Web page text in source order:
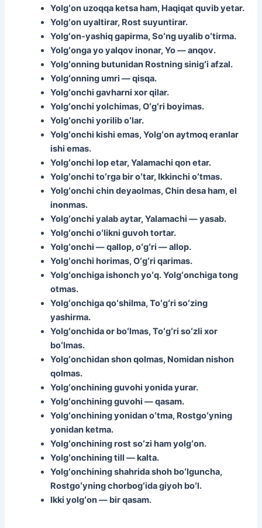
Yolgʻon uzoqqa ketsa ham, Haqiqat quvib yetar.
Yolgʻon uyaltirar, Rost suyuntirar.
Yolgʻon‑yashiq gapirma, Soʻng uyalib oʻtirma.
Yolgʻonga yo yalqov inonar, Yo — anqov.
Yolgʻonning butunidan Rostning sinigʻi afzal.
Yolgʻonning umri — qisqa.
Yolgʻonchi gavharni xor qilar.
Yolgʻonchi yolchimas, Oʻgʻri boyimas.
Yolgʻonchi yorilib oʻlar.
Yolgʻonchi kishi emas, Yolgʻon aytmoq eranlar
ishi emas.
Yolgʻonchi lop etar, Yalamachi qon etar.
Yolgʻonchi toʻrga bir oʻtar, Ikkinchi oʻtmas.
Yolgʻonchi chin deyaolmas, Chin desa ham, el
inonmas.
Yolgʻonchi yalab aytar, Yalamachi — yasab.
Yolgʻonchi oʻlikni guvoh tortar.
Yolgʻonchi — qallop, oʻgʻri — allop.
Yolgʻonchi horimas, Oʻgʻri qarimas.
Yolgʻonchiga ishonch yoʻq. Yolgʻonchiga tong
otmas.
Yolgʻonchiga qoʻshilma, Toʻgʻri soʻzing
yashirma.
Yolgʻonchida or boʻlmas, Toʻgʻri soʻzli xor
boʻlmas.
Yolgʻonchidan shon qolmas, Nomidan nishon
qolmas.
Yolgʻonchining guvohi yonida yurar.
Yolgʻonchining guvohi — qasam.
Yolgʻonchining yonidan oʻtma, Rostgoʻyning
yonidan ketma.
Yolgʻonchining rost soʻzi ham yolgʻon.
Yolgʻonchining till — kalta.
Yolgʻonchining shahrida shoh boʻlguncha,
Rostgoʻyning chorbogʻida giyoh boʻl.
Ikki yolgʻon — bir qasam.